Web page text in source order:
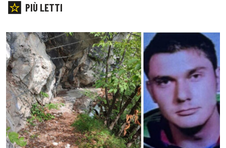
PIÙ LETTI